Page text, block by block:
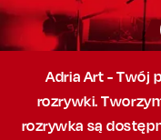
Adria Art - Twój
rozrywki.
rozrywka są